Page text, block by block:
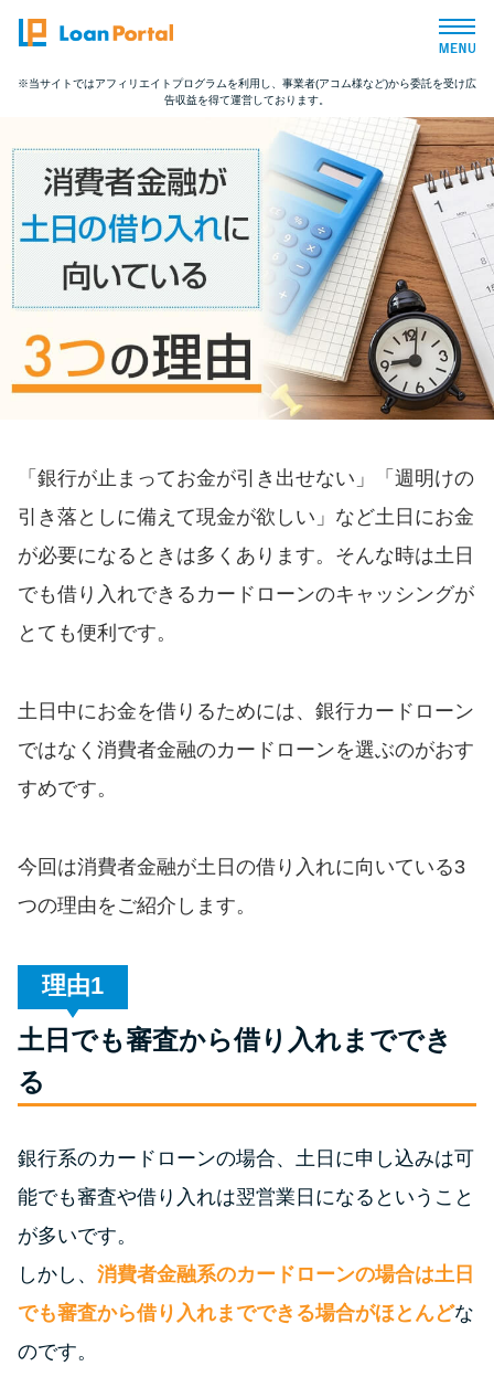
トップページ
おすすめコンテンツ
総合人気ランキング
とにかくすぐ借りたい方向け
バレずに借りたい方向け
便利なコンテンツ
カードローン診断
カードローンQ&A
リボ払いをそのまま払いきると
カードローンの見直しで40万円
得した話
特集ページ一覧
種類や特徴で探す
銀行カードローンを選ぶべき4つ
の理由
無利息期間を利用して利息0円で
お金を借りる3つのポイント
※当サイトではアフィリエイトプログラムを利用し、事業者(アコム様など)から委託を受け広
告収益を得て運営しております。
「銀行が止まってお金が引き出せない」「週明けの
引き落としに備えて現金が欲しい」など土日にお金
が必要になるときは多くあります。そんな時は土日
でも借り入れできるカードローンのキャッシングが
とても便利です。
土日中にお金を借りるためには、銀行カードローン
ではなく消費者金融のカードローンを選ぶのがおす
すめです。
今回は消費者金融が土日の借り入れに向いている3
つの理由をご紹介します。
理由
土日でも審査から借り入れまででき
る
銀行系のカードローンの場合、土日に申し込みは可
能でも審査や借り入れは翌営業日になるということ
が多いです。
しかし、 消費者金融系のカードローンの場合は土日
でも審査から借り入れまでできる場合がほとんどな
のです。